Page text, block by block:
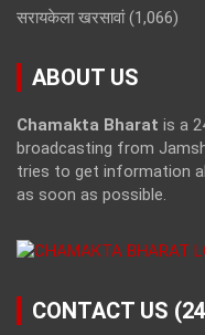
सरायकेला खरसावां(1,066)
ABOUT US
Chamakta Bharat is a
broadcasting from
tries to get information
as soon as possible.
CONTACT US